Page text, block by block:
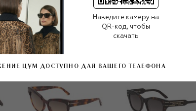
ПОХОЖИЕ МОДЕЛИ
Наведите камеру на
QR-код, чтобы
скачать
ЦУМ ДОСТУПНО ДЛЯ ВАШЕГО ТЕЛЕФОНА